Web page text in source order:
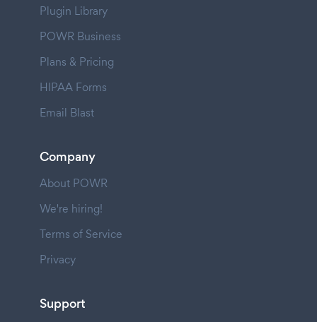
Plugin Library
POWR Business
Plans & Pricing
HIPAA Forms
Email Blast
Company
About POWR
We're hiring!
Terms of Service
Privacy
Support